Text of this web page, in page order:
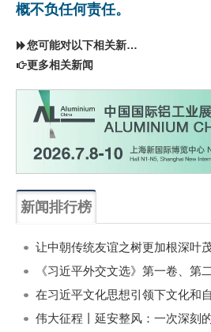
概不负任何责任。
您可能对以下相关新闻同样感兴趣
更多相关新闻
新闻排行榜
《习近平外交文选》第一卷、第